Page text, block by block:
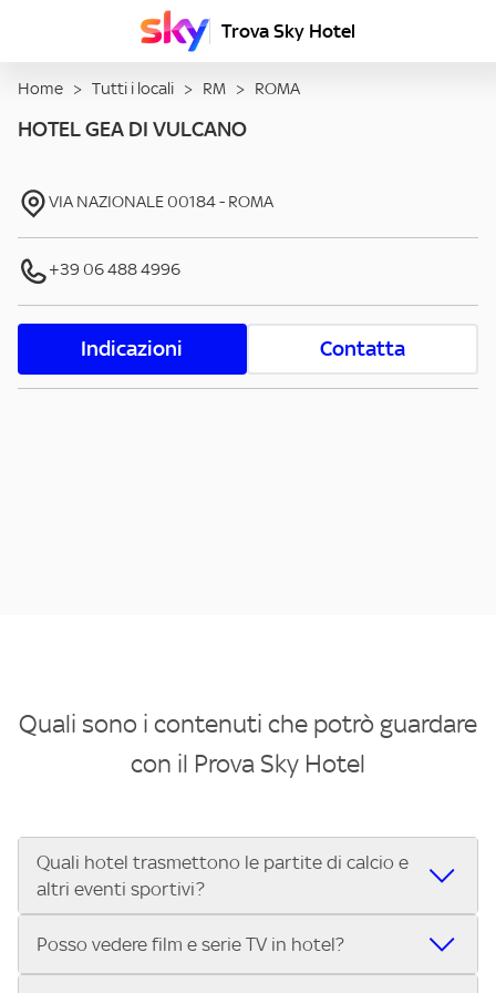
Trova Sky Hotel
Home > Tutti i locali > RM > ROMA
HOTEL GEA DI VULCANO
VIA NAZIONALE 00184- ROMA
+39 06 488 4996
Indicazioni Contatta
Quali sono i contenuti che potrò guardare
con il Prova Sky Hotel
Quali hotel trasmettono le partite di calcio e
altri eventi sportivi?
Se cerchi un hotel dove poter vedere le partite di Serie A,
Posso vedere film e serie TV in hotel?